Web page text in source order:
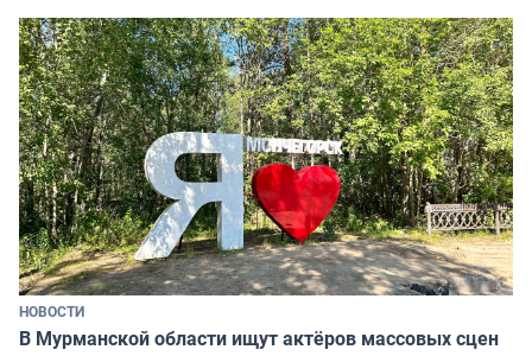
НОВОСТИ
В Мурманской области ищут актёров массовых сцен